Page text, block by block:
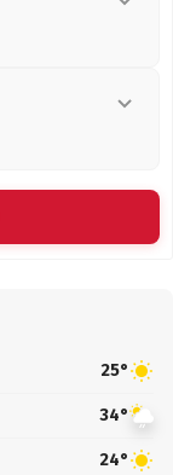
25°
34°
24°